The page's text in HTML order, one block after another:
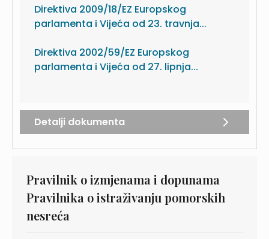
Direktiva 2009/18/EZ Europskog
parlamenta i Vijeća od 23. travnja...
Direktiva 2002/59/EZ Europskog
parlamenta i Vijeća od 27. lipnja...
Detalji dokumenta
Pravilnik o izmjenama i dopunama
Pravilnika o istraživanju pomorskih
nesreća